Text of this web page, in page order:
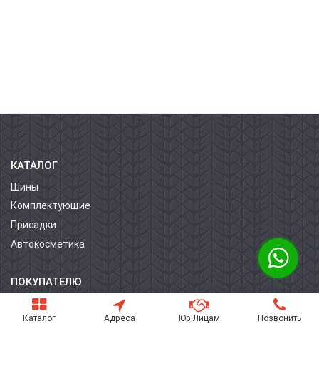
КАТАЛОГ
Шины
Комплектующие
Присадки
Автокосметика
ПОКУПАТЕЛЮ
О компании
Контакты
Каталог Адреса Юр.Лицам Позвонить